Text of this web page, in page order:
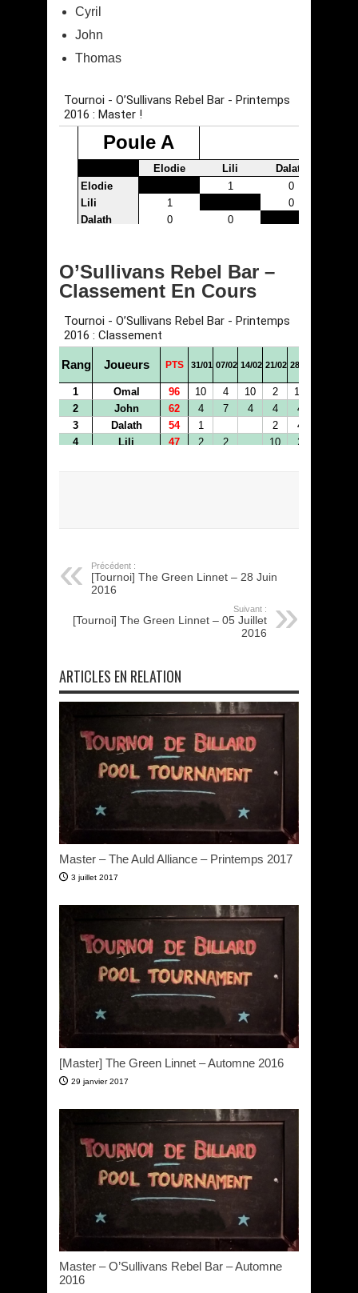
Cyril
John
Thomas
O’Sullivans Rebel Bar –
Classement En Cours
Précédent :
[Tournoi] The Green Linnet – 28 Juin
2016
Suivant :
[Tournoi] The Green Linnet – 05 Juillet
2016
ARTICLES EN RELATION
Master – The Auld Alliance – Printemps 2017
3 juillet 2017
[Master] The Green Linnet – Automne 2016
29 janvier 2017
Master – O’Sullivans Rebel Bar – Automne
2016